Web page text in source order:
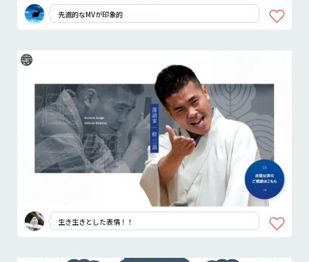
先進的なMVが印象的
生き生きとした表情！！